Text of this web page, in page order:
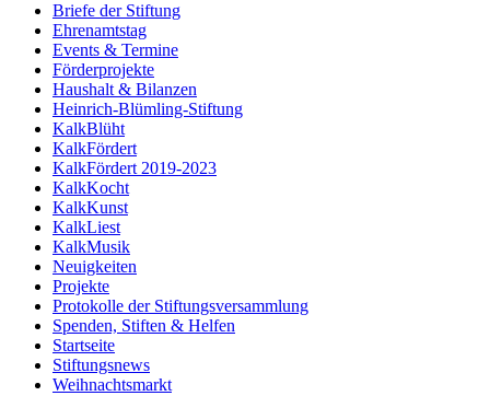
Briefe der Stiftung
Ehrenamtstag
Events & Termine
Förderprojekte
Haushalt & Bilanzen
Heinrich-Blümling-Stiftung
KalkBlüht
KalkFördert
KalkFördert 2019-2023
KalkKocht
KalkKunst
KalkLiest
KalkMusik
Neuigkeiten
Projekte
Protokolle der Stiftungsversammlung
Spenden, Stiften & Helfen
Startseite
Stiftungsnews
Weihnachtsmarkt